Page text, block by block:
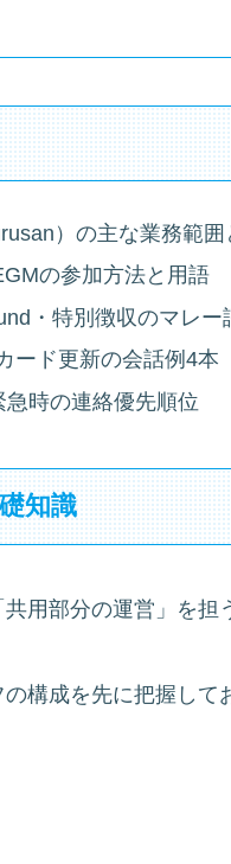
）の主な業務範囲
の参加方法と用語
・特別徴収のマレー
ード更新の会話例4本
時の連絡優先順位
知識
用部分の運営」を担
構成を先に把握して